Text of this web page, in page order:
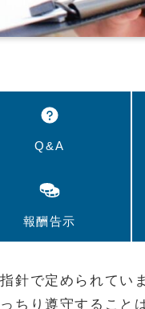
Q&A
報酬告示
針で定められてい
ちり遵守すること